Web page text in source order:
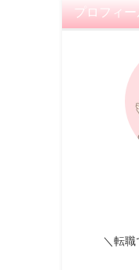
プロフィー
＼転職で